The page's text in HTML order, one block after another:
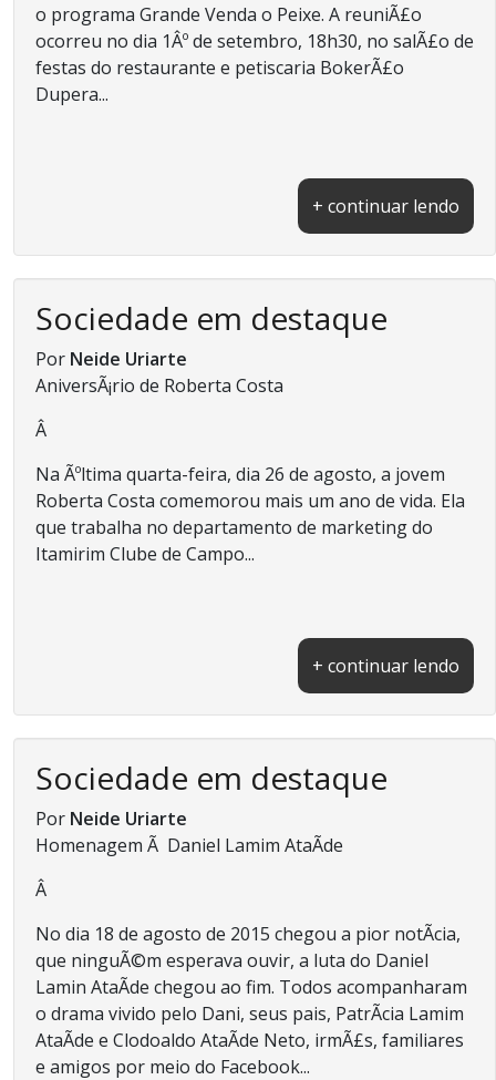
o programa Grande Venda o Peixe. A reuniÃ£o
ocorreu no dia 1Âº de setembro, 18h30, no salÃ£o de
festas do restaurante e petiscaria BokerÃ£o
Dupera...
+ continuar lendo
Sociedade em destaque
Por Neide Uriarte
AniversÃ¡rio de Roberta Costa
Â
Na Ãºltima quarta-feira, dia 26 de agosto, a jovem
Roberta Costa comemorou mais um ano de vida. Ela
que trabalha no departamento de marketing do
Itamirim Clube de Campo...
+ continuar lendo
Sociedade em destaque
Por Neide Uriarte
Homenagem Ã Daniel Lamim AtaÃ­de
Â
No dia 18 de agosto de 2015 chegou a pior notÃ­cia,
que ninguÃ©m esperava ouvir, a luta do Daniel
Lamin AtaÃ­de chegou ao fim. Todos acompanharam
o drama vivido pelo Dani, seus pais, PatrÃ­cia Lamim
AtaÃ­de e Clodoaldo AtaÃ­de Neto, irmÃ£s, familiares
e amigos por meio do Facebook...